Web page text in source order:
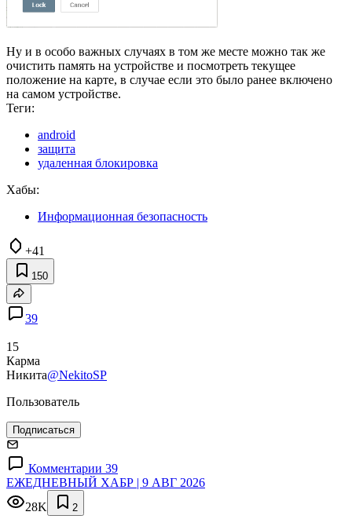
Ну и в особо важных случаях в том же месте можно так же
очистить память на устройстве и посмотреть текущее
положение на карте, в случае если это было ранее включено
на самом устройстве.
Теги:
android
защита
удаленная блокировка
Хабы:
Информационная безопасность
+41
150
39
15
Карма
Никита@NekitoSP
Пользователь
Подписаться
Комментарии 39
ЕЖЕДНЕВНЫЙ ХАБР | 9 АВГ 2026
28K
2